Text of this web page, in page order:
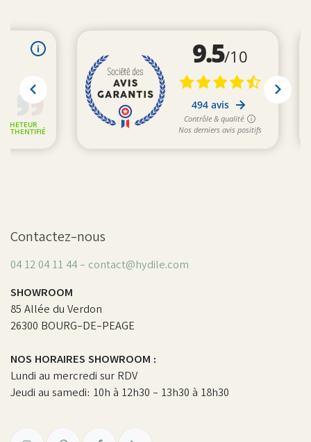
Contactez-nous
04 12 04 11 44 - contact@hydile.com
SHOWROOM
85 Allée du Verdon
26300 BOURG-DE-PEAGE
NOS HORAIRES SHOWROOM :
Lundi au mercredi sur RDV
Jeudi au samedi: 10h à 12h30 - 13h30 à 18h30